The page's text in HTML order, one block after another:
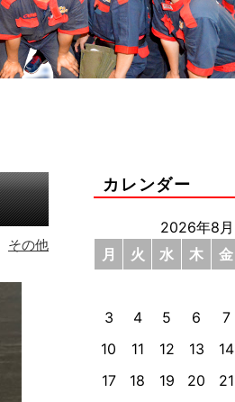
その他
カレンダー
2026年8月
月
火 水 木 金
3
4 5 6 7
10
11 12 13 14
17
18 19 20 21